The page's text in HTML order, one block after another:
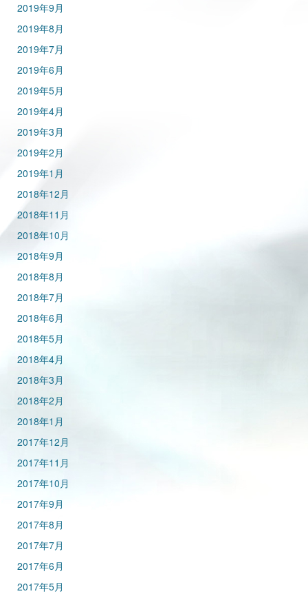
2019年9月
2019年8月
2019年7月
2019年6月
2019年5月
2019年4月
2019年3月
2019年2月
2019年1月
2018年12月
2018年11月
2018年10月
2018年9月
2018年8月
2018年7月
2018年6月
2018年5月
2018年4月
2018年3月
2018年2月
2018年1月
2017年12月
2017年11月
2017年10月
2017年9月
2017年8月
2017年7月
2017年6月
2017年5月